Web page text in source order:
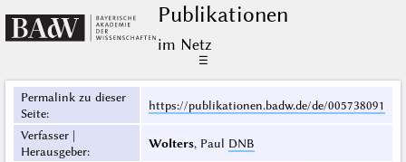
Publikationen
im Netz
☰
Permalink zu dieser
Seite:
https://publikationen.badw.de/de/005738091
Verfasser |
Herausgeber:
Wolters, Paul DNB